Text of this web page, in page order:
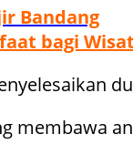
Bandang
bagi